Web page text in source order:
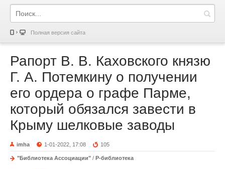
Полная версия сайта
Рапорт В. В. Каховского князю
Г. А. Потемкину о получении
его ордера о графе Парме,
который обязался завести в
Крыму шелковые заводы
imha 1-01-2022, 17:08 105
"Библиотека Ассоциации" / Р-библиотека